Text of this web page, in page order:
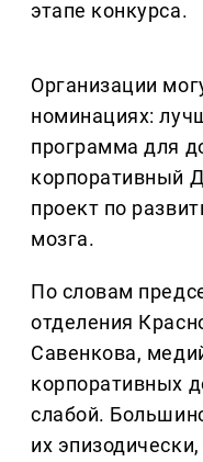
этапе конкурса.
Организации
номинациях:
программа для
корпоративный
проект по
мозга.
По словам
отделения
Савенкова,
корпоративных
слабой.
их